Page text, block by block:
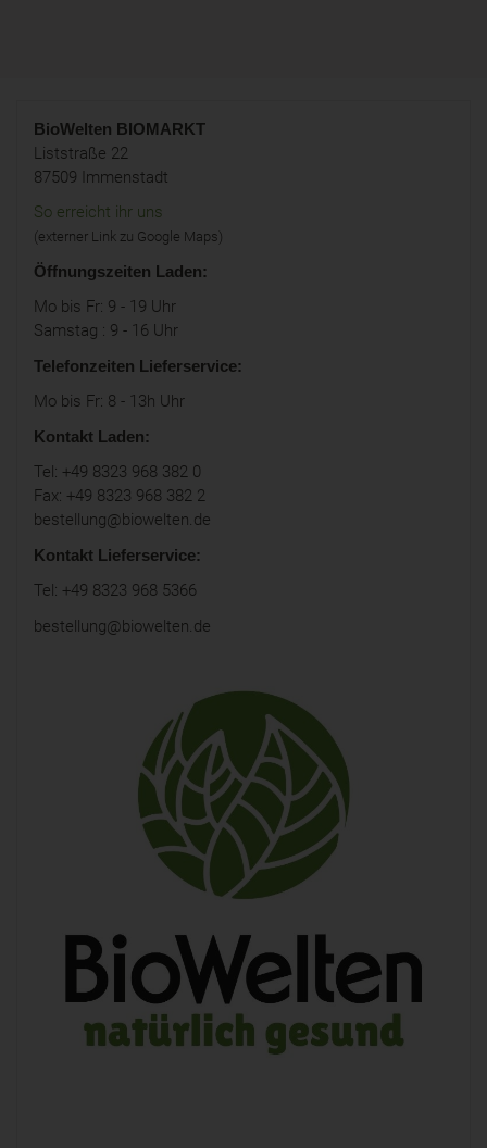
BioWelten BIOMARKT
Liststraße 22
87509 Immenstadt
So erreicht ihr uns
(externer Link zu Google Maps)
Öffnungszeiten Laden:
Mo bis Fr: 9 - 19 Uhr
Samstag : 9 - 16 Uhr
Telefonzeiten Lieferservice:
Mo bis Fr: 8 - 13h Uhr
Kontakt Laden:
Tel: +49 8323 968 382 0
Fax: +49 8323 968 382 2
bestellung@biowelten.de
Kontakt Lieferservice:
Tel: +49 8323 968 5366
bestellung@biowelten.de